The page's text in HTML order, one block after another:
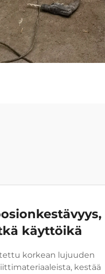
käyttöikä
korkean lujuuden
kestää